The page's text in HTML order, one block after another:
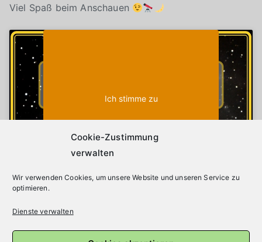
Cookie-Zustimmung
verwalten
Wir verwenden Cookies, um unsere Website und unseren Service zu
optimieren.
Dienste verwalten
Viel Spaß beim Anschauen
Ich stimme zu
Heller Komet im Oktober 2024! Komet C/2023 A3 Ts